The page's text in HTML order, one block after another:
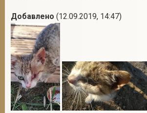
Добавлено (12.09.2019, 14:47)